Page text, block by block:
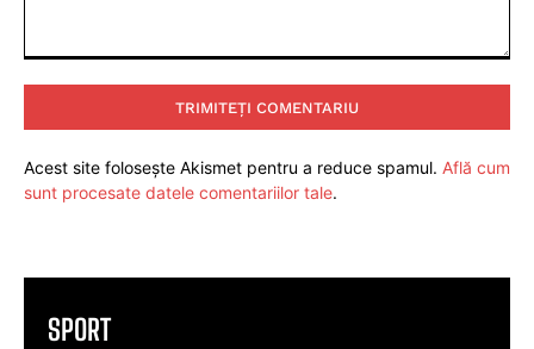
Acest site folosește Akismet pentru a reduce spamul. Află cum
sunt procesate datele comentariilor tale.
SPORT